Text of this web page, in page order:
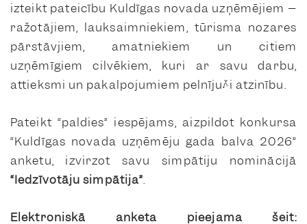
izteikt pateicību Kuldīgas novada uzņēmējiem –
ražotājiem, lauksaimniekiem, tūrisma nozares
pārstāvjiem, amatniekiem un citiem
uzņēmīgiem cilvēkiem, kuri ar savu darbu,
attieksmi un pakalpojumiem pelnījuši atzinību.
Pateikt “paldies” iespējams, aizpildot konkursa
“Kuldīgas novada uzņēmēju gada balva 2026”
anketu, izvirzot savu simpātiju nominācijā
“Iedzīvotāju simpātija”.
Elektroniskā anketa pieejama šeit: